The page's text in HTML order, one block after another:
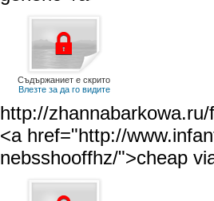
Съдържаниет е скрито
Влезте за да го видите
http://
<a href="http://
nebsshooffhz/">cheap